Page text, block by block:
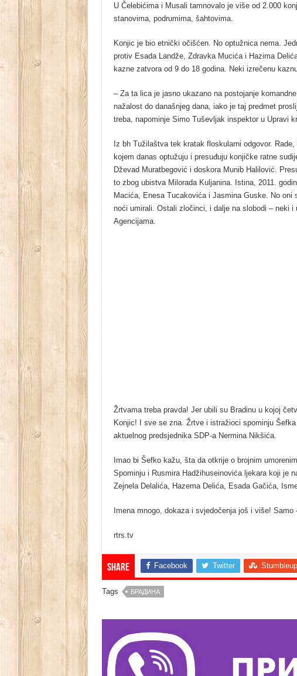
U Čelebićima i Musali tamnovalo je više od 2.000
stanovima, podrumima, šahtovima.
Konjic je bio etnički očišćen. No optužnica nema.
protiv Esada Landže, Zdravka Mucića i Hazima
kazne zatvora od 9 do 18 godina. Neki izrečenu
– Za ta lica je jasno ukazano na postojanje
nažalost do današnjeg dana, iako je taj predmet
treba, napominje Simo Tuševljak inspektor u Upravi
Iz bh Tužilaštva tek kratak floskularni odgovor.
kojem danas optužuju i presuđuju konjičke ratne
Dževad Muratbegović i doskora Munib Halilović.
to zbog ubistva Milorada Kuljanina. Istina, 2011.
Macića, Enesa Tucakovića i Јasmina Guske. No oni
noći umirali. Ostali zločinci, i dalje na slobodi – neki
Agencijama.
Žrtvama treba pravda! Јer ubili su Bradinu u kojoj
Konjic! I sve se zna. Žrtve i istražioci spominju
aktuelnog predsjednika SDP-a Nermina Nikšića.
Imao bi Šefko kažu, šta da otkrije o brojnim
Spominju i Rusmira Hadžihuseinovića ljekara koji je
Zejnela Delalića, Hazema Delića, Esada Gačića,
Imena mnogo, dokaza i svjedočenja još i više! Samo
rtrs.tv
Share Facebook Twitter
Tags БРАДИНА